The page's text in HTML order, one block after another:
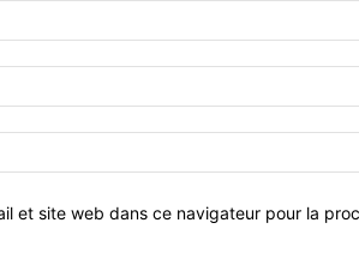
et site web dans ce navigateur pour la